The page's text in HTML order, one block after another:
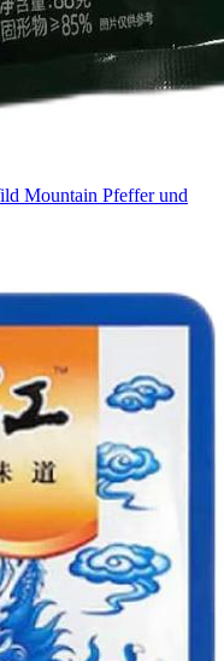
Mountain Pfeffer und